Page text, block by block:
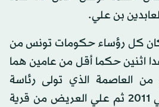
بن علي.
كان كل رؤساء حكومات تونس من
اثنين حكما أقل من عامين هما
من العاصمة الذي تولى رئاسة
الوزراء نحو 9 أشهر في 2011 ثم علي العريض من قرية